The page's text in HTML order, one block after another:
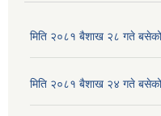
मिति २०८१ बैशाख २८ गते बसेको
मिति २०८१ बैशाख २४ गते बसेको